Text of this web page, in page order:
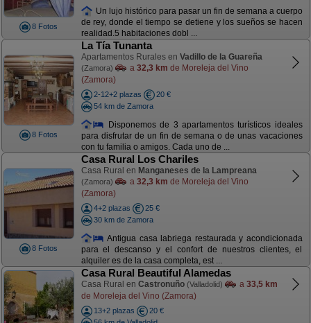
8 Fotos
Un lujo histórico para pasar un fin de semana a cuerpo
de rey, donde el tiempo se detiene y los sueños se hacen
realidad.5 habitaciones dobl ...
8 Fotos
La Tía Tunanta
Apartamentos Rurales en Vadillo de la Guareña
(Zamora) a 32,3 km de Moreleja del Vino
(Zamora)
2-12+2 plazas
20 €
54 km de Zamora
Disponemos de 3 apartamentos turísticos ideales
para disfrutar de un fin de semana o de unas vacaciones
con tu familia o amigos. Cada uno de ...
8 Fotos
Casa Rural Los Chariles
Casa Rural en Manganeses de la Lampreana
(Zamora) a 32,3 km de Moreleja del Vino
(Zamora)
4+2 plazas
25 €
30 km de Zamora
Antigua casa labriega restaurada y acondicionada
para el descanso y el confort de nuestros clientes, el
alquiler es de la casa completa, est ...
Casa Rural Beautiful Alamedas
Casa Rural en Castronuño (Valladolid) a 33,5 km
de Moreleja del Vino (Zamora)
13+2 plazas
20 €